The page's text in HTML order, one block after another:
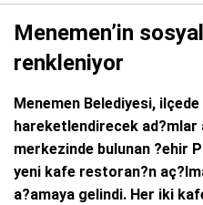
Menemen’in
renkleniyor
Menemen Belediyesi,
hareketlendirecek ad?mlar
merkezinde bulunan ?ehir
yeni kafe restoran?n
a?amaya gelindi. Her iki